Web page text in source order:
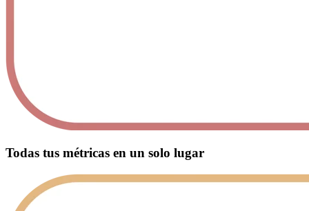
Todas tus métricas en un solo lugar